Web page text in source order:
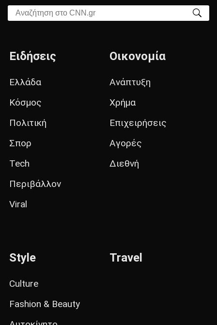
Αναζήτηση στο CNN.gr
Ειδήσεις
Ελλάδα
Κόσμος
Πολιτική
Σπορ
Tech
Περιβάλλον
Viral
Οικονομία
Ανάπτυξη
Χρήμα
Επιχειρήσεις
Αγορές
Διεθνή
Style
Culture
Fashion & Beauty
Travel